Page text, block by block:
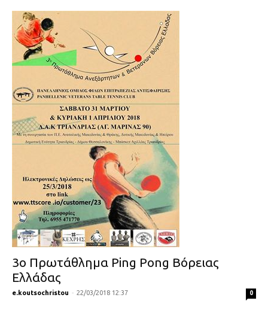
3ο Πρωτάθλημα Ping Pong Βόρειας
Ελλάδας
e.koutsochristou - 22/03/2018 12:37 0